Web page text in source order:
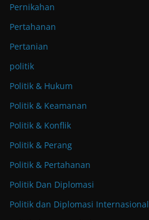
Pernikahan
Pertahanan
Pertanian
politik
Politik & Hukum
Politik & Keamanan
Politik & Konflik
Politik & Perang
Politik & Pertahanan
Politik Dan Diplomasi
Politik dan Diplomasi Internasional